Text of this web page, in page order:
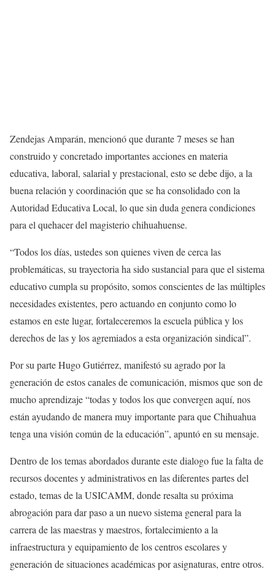
Zendejas Amparán, mencionó que durante 7 meses se han
construido y concretado importantes acciones en materia
educativa, laboral, salarial y prestacional, esto se debe dijo, a la
buena relación y coordinación que se ha consolidado con la
Autoridad Educativa Local, lo que sin duda genera condiciones
para el quehacer del magisterio chihuahuense.
“Todos los días, ustedes son quienes viven de cerca las
problemáticas, su trayectoria ha sido sustancial para que el sistema
educativo cumpla su propósito, somos conscientes de las múltiples
necesidades existentes, pero actuando en conjunto como lo
estamos en este lugar, fortaleceremos la escuela pública y los
derechos de las y los agremiados a esta organización sindical”.
Por su parte Hugo Gutiérrez, manifestó su agrado por la
generación de estos canales de comunicación, mismos que son de
mucho aprendizaje “todas y todos los que convergen aquí, nos
están ayudando de manera muy importante para que Chihuahua
tenga una visión común de la educación”, apuntó en su mensaje.
Dentro de los temas abordados durante este dialogo fue la falta de
recursos docentes y administrativos en las diferentes partes del
estado, temas de la USICAMM, donde resalta su próxima
abrogación para dar paso a un nuevo sistema general para la
carrera de las maestras y maestros, fortalecimiento a la
infraestructura y equipamiento de los centros escolares y
generación de situaciones académicas por asignaturas, entre otros.